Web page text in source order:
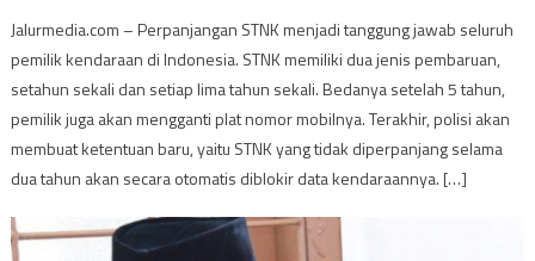
Jalurmedia.com – Perpanjangan STNK menjadi tanggung jawab seluruh
pemilik kendaraan di Indonesia. STNK memiliki dua jenis pembaruan,
setahun sekali dan setiap lima tahun sekali. Bedanya setelah 5 tahun,
pemilik juga akan mengganti plat nomor mobilnya. Terakhir, polisi akan
membuat ketentuan baru, yaitu STNK yang tidak diperpanjang selama
dua tahun akan secara otomatis diblokir data kendaraannya. […]